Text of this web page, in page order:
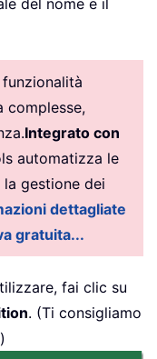
del nome e il
complesse,
Integrato con
automatizza le
gestione dei
dettagliate
gratuita...
fai clic su
. (Ti consigliamo